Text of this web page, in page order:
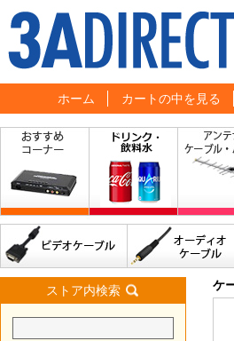
ホーム カートの中を見る
ストア内検索 ケ